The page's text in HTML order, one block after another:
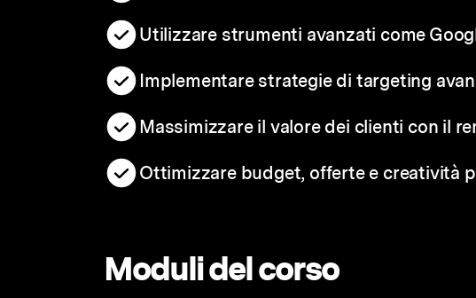
Utilizzare strumenti avanzati come
Implementare strategie di targeting
Massimizzare il valore dei clienti con il
Ottimizzare budget, offerte e creatività
Moduli del corso